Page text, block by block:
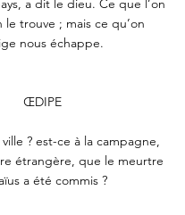
a dit le dieu. Ce que l’on
le trouve ; mais ce qu’on
nous échappe.
ŒDIPE
? est-ce à la campagne,
étrangère, que le meurtre
a été commis ?